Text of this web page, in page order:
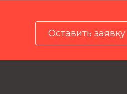
Оставить заявку